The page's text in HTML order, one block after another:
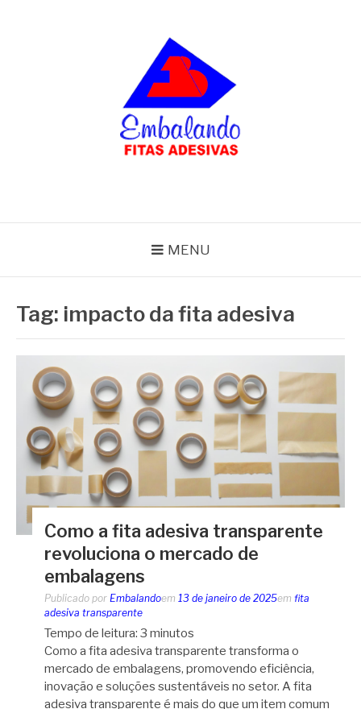
MENU
Tag: impacto da fita adesiva
Como a fita adesiva transparente
revoluciona o mercado de
embalagens
Publicado por Embalandoem 13 de janeiro de 2025em fita
adesiva transparente
Tempo de leitura: 3 minutos
Como a fita adesiva transparente transforma o
mercado de embalagens, promovendo eficiência,
inovação e soluções sustentáveis no setor. A fita
adesiva transparente é mais do que um item comum